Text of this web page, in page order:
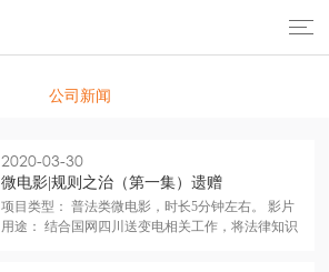
公司新闻
2020-03-30
微电影|规则之治（第一集）遗赠
项目类型： 普法类微电影，时长5分钟左右。 影片
用途： 结合国网四川送变电相关工作，将法律知识